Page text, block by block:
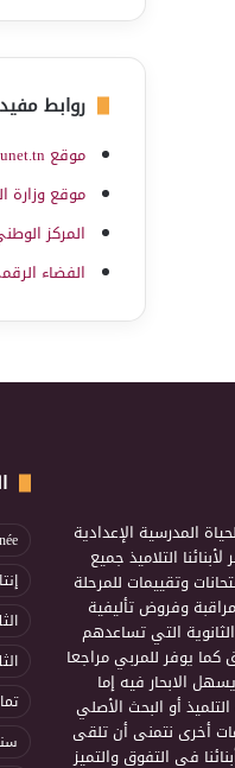
روابط
موقع Edunet.tn
موقع وزارة
المركز
الفضاء
المدرسية الإعدادية
التلاميذ جميع
وتقييمات للمرحلة
وفروض تأليفية
التي تساعدهم
كما يوفر للمربي مراجعا
الابحار فيه إما
أو البحث الأصلي
أخرى نتمنى أن تلقى
في التفوق والتميز